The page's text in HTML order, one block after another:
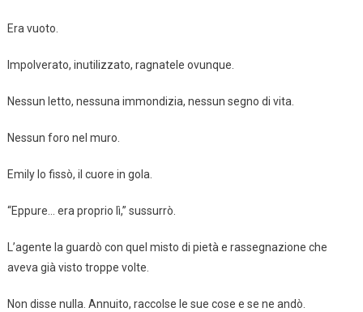
Era vuoto.
Impolverato, inutilizzato, ragnatele ovunque.
Nessun letto, nessuna immondizia, nessun segno di vita.
Nessun foro nel muro.
Emily lo fissò, il cuore in gola.
“Eppure… era proprio lì,” sussurrò.
L’agente la guardò con quel misto di pietà e rassegnazione che
aveva già visto troppe volte.
Non disse nulla. Annuito, raccolse le sue cose e se ne andò.